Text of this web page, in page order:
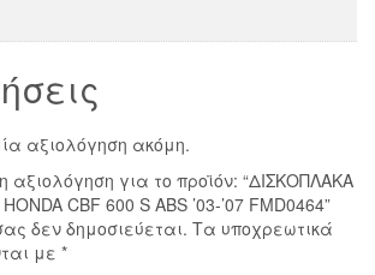
αξιολόγηση ακόμη.
αξιολόγηση για το προϊόν: “ΔΙΣΚΟΠΛΑΚΑ
CBF 600 S ABS ’03-’07 FMD0464”
δεν δημοσιεύεται. Τα υποχρεωτικά
με *